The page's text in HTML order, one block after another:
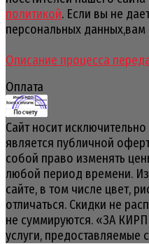
политикой. Если вы не
персональных
Описание процесса
Оплата
Сайт носит
является публичной
собой право изменять
любой период времени.
сайте, в том числе цвет,
отличаться. Скидки не
не суммируются. «ЗА
услуги, предоставляемые